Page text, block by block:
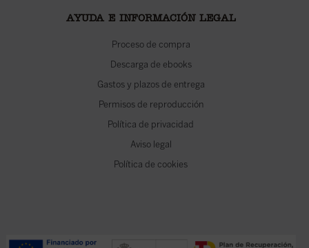
AYUDA E INFORMACIÓN LEGAL
Proceso de compra
Descarga de ebooks
Gastos y plazos de entrega
Permisos de reproducción
Política de privacidad
Aviso legal
Política de cookies